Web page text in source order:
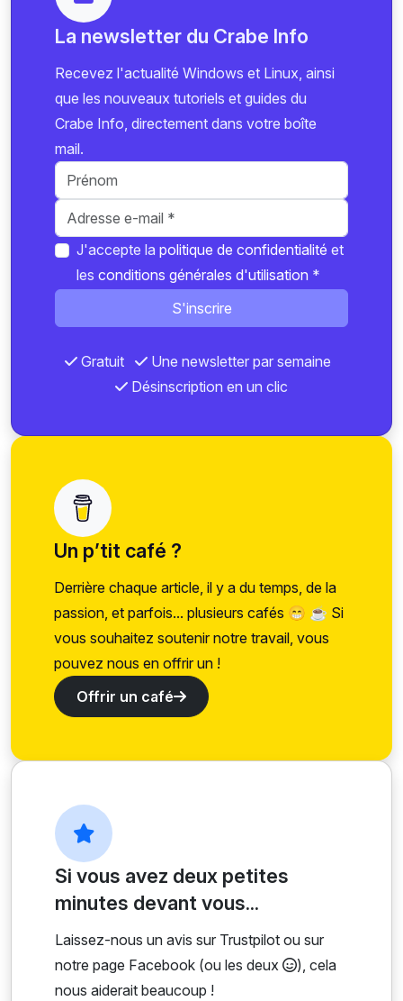
La newsletter du Crabe Info
Recevez l'actualité Windows et Linux, ainsi
que les nouveaux tutoriels et guides du
Crabe Info, directement dans votre boîte
mail.
J'accepte la politique de confidentialité et
les conditions générales d'utilisation *
S'inscrire
Gratuit
Une newsletter par semaine
Désinscription en un clic
Un p’tit café ?
Derrière chaque article, il y a du temps, de la
passion, et parfois... plusieurs cafés 😁 ☕ Si
vous souhaitez soutenir notre travail, vous
pouvez nous en offrir un !
Offrir un café
Si vous avez deux petites
minutes devant vous...
Laissez-nous un avis sur Trustpilot ou sur
notre page Facebook (ou les deux
), cela
nous aiderait beaucoup !